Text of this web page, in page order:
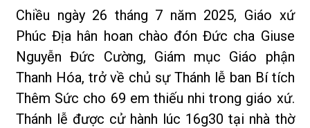
Chiều ngày 26 tháng 7 năm 2025, Giáo xứ
Phúc Địa hân hoan chào đón Đức cha Giuse
Nguyễn Đức Cường, Giám mục Giáo phận
Thanh Hóa, trở về chủ sự Thánh lễ ban Bí tích
Thêm Sức cho 69 em thiếu nhi trong giáo xứ.
Thánh lễ được cử hành lúc 16g30 tại nhà thờ